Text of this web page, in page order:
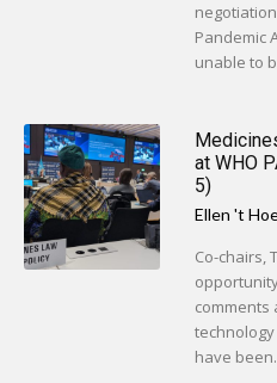
Pandemic
unable to
at WHO
5)
Ellen 't
Co-chairs,
opportunity
comments
technology
have